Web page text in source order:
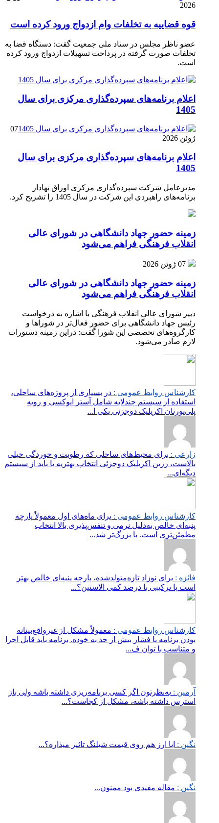
2026
قوه قضاییه به تخلفات وام ازدواج ورود کرده است
عضو ناظر مجلس در ستاد ملی جمعیت گفت: دستگاه قضا به
تخلفات صورت گرفته در پرداخت تسهیلات ازدواج ورود کرده
است.
اعلام برنامه‌های سپرده‌گذاری مرکزی برای سال
1405
07
ژوئن 2026
اعلام برنامه‌های سپرده‌گذاری مرکزی برای سال
1405
مدیرعامل شرکت سپرده‌گذاری مرکزی اوراق بهادار
برنامه‌های راهبردی این شرکت در سال 1405 را تشریح کرد.
زمینه حضور جهاد دانشگاهی در شورای عالی
انقلاب فرهنگی فراهم می‌شود
07 ژوئن 2026
زمینه حضور جهاد دانشگاهی در شورای عالی
انقلاب فرهنگی فراهم می‌شود
دبیر شورای عالی انقلاب فرهنگی با اشاره به درخواست
رئیس جهاد دانشگاهی برای حضور فعال‌تر در شوراها و
کارگروه‌های تخصصی این شورا گفت: دراین زمینه دستورات
لازم صادر می‌شود.
کارشناس روابط عمومی : در بسیاری از پروژه‌های ساحلی،
استفاده از سیستم چندلایه شامل آستر اپوکسی و رویه
پلی‌یورتان اکریلیک دوجزئی یکی ا...
زارعی : برای محیط‌های ساحلی که رطوبت و خوردگی خیلی
بالاست، رزین اکریلیک دوجزئی انتخاب بهتریه یا باید از سیستم
دیگه‌ای...
کارشناس روابط عمومی : برای ماه‌های اول معمولاً پارچه
پنبه‌ای خالص به‌دلیل نرمی و تنفس‌پذیری بالا انتخاب
مطمئن‌تری است. با بزرگ‌تر شد...
فائزه : برای نوزاد تازه‌متولدشده، پارچه پنبه‌ای خالص بهتر
است یا ترکیبی با درصد کمی الاستین؟...
کارشناس روابط عمومی : معمولاً مشکل از غیرواقع‌بینانه
بودن برنامه یا فشار بیش از حد به خوده. برنامه باید قابل اجرا
و متناسب با توان ف...
آرمین : به‌نظرتون اگر کسی برنامه‌ریزی داشته باشه ولی باز
استرس داشته باشه، مشکل از کجاست؟...
نگین : ایا ارز هم روی قیمت شیلنگ تاثیر میذاره؟...
نگین : مقاله مفیدی بود ممنون...